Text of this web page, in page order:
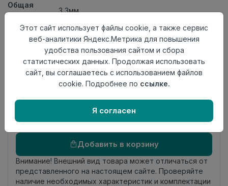
Общая
3,3мм
Толщина
защитного
0,30мм
АктуальностьАктуален
Страна
происхождения
Россия
Осталось2.05 пог. м
Добавить в корзину
Внимание! Внешний вид товара может отличаться от
представленного на настоящем сайте. Проверяйте
наличие необходимых характеристик и комплектации
Этот сайт использует файлы cookie, а также сервис
веб-аналитики Яндекс.Метрика для повышения
удобства пользования сайтом и сбора
статистических данных. Продолжая использовать
сайт, вы соглашаетесь с использованием файлов
cookie. Подробнее по ссылке.
Я согласен